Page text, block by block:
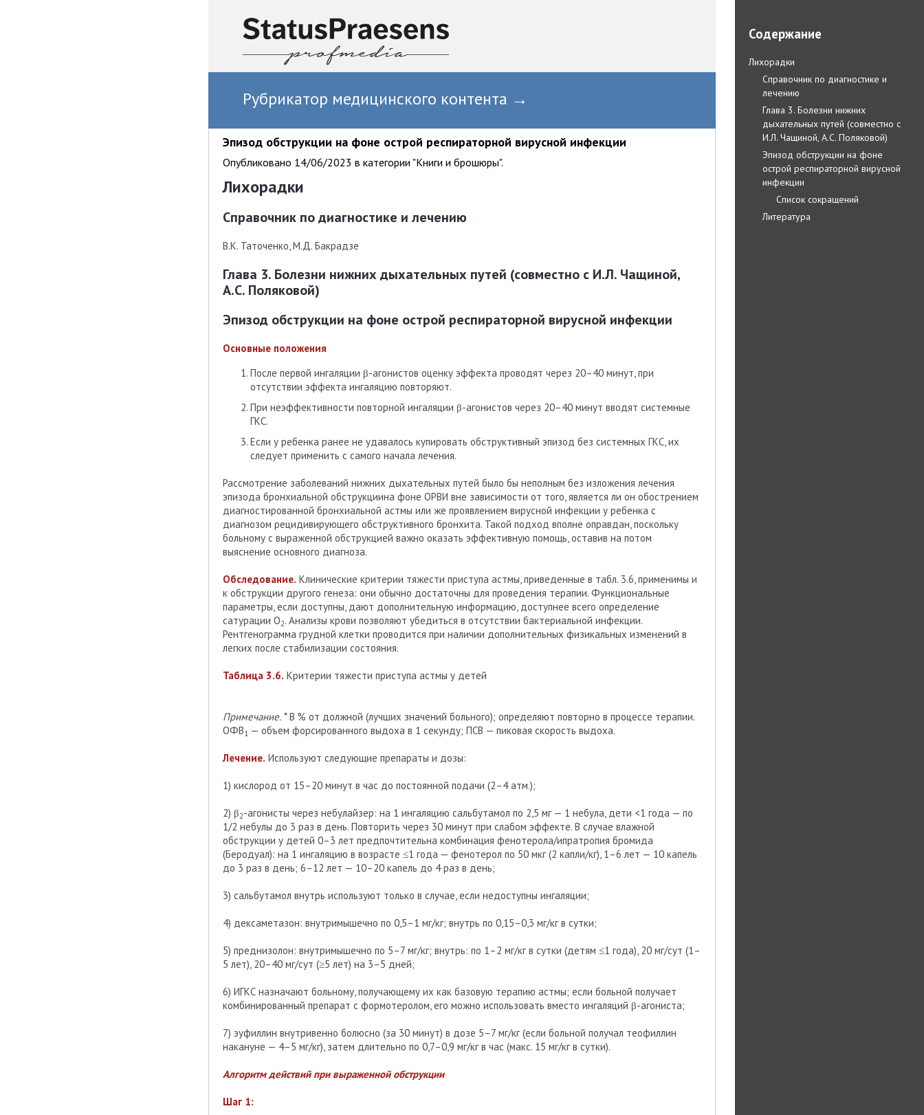
Рубрикатор медицинского контента →
Эпизод обструкции на фоне острой респираторной вирусной инфекции
Опубликовано 14/06/2023 в категории "Книги и брошюры".
Содержание
Лихорадки
Справочник по диагностике и
лечению
Глава 3. Болезни нижних
дыхательных путей (совместно с
И.Л. Чащиной, А.С. Поляковой)
Эпизод обструкции на фоне
острой респираторной вирусной
инфекции
Список сокращений
Литература
Лихорадки
Справочник по диагностике и лечению
В.К. Таточенко, М.Д. Бакрадзе
Глава 3. Болезни нижних дыхательных путей (совместно с И.Л. Чащиной,
А.С. Поляковой)
Эпизод обструкции на фоне острой респираторной вирусной инфекции
Основные положения
После первой ингаляции β-агонистов оценку эффекта проводят через 20–40 минут, при
отсутствии эффекта ингаляцию повторяют.
При неэффективности повторной ингаляции β-агонистов через 20–40 минут вводят системные
ГКС.
Если у ребенка ранее не удавалось купировать обструктивный эпизод без системных ГКС, их
следует применить с самого начала лечения.
Рассмотрение заболеваний нижних дыхательных путей было бы неполным без изложения лечения
эпизода бронхиальной обструкциина фоне ОРВИ вне зависимости от того, является ли он обострением
диагностированной бронхиальной астмы или же проявлением вирусной инфекции у ребенка с
диагнозом рецидивирующего обструктивного бронхита. Такой подход вполне оправдан, поскольку
больному с выраженной обструкцией важно оказать эффективную помощь, оставив на потом
выяснение основного диагноза.
Обследование. Клинические критерии тяжести приступа астмы, приведенные в табл. 3.6, применимы и
к обструкции другого генеза: они обычно достаточны для проведения терапии. Функциональные
параметры, если доступны, дают дополнительную информацию, доступнее всего определение
сатурации O2. Анализы крови позволяют убедиться в отсутствии бактериальной инфекции.
Рентгенограмма грудной клетки проводится при наличии дополнительных физикальных изменений в
легких после стабилизации состояния.
Таблица 3.6. Критерии тяжести приступа астмы у детей
Примечание. * В % от должной (лучших значений больного); определяют повторно в процессе терапии.
ОФВ1 — объем форсированного выдоха в 1 секунду; ПСВ — пиковая скорость выдоха.
Лечение. Используют следующие препараты и дозы:
1) кислород от 15–20 минут в час до постоянной подачи (2–4 атм.);
2) β2-агонисты через небулайзер: на 1 ингаляцию сальбутамол по 2,5 мг — 1 небула, дети <1 года — по
1/2 небулы до 3 раз в день. Повторить через 30 минут при слабом эффекте. В случае влажной
обструкции у детей 0–3 лет предпочтительна комбинация фенотерола/ипратропия бромида
(Беродуал): на 1 ингаляцию в возрасте ≤1 года — фенотерол по 50 мкг (2 капли/кг), 1–6 лет — 10 капель
до 3 раз в день; 6–12 лет — 10–20 капель до 4 раз в день;
3) сальбутамол внутрь используют только в случае, если недоступны ингаляции;
4) дексаметазон: внутримышечно по 0,5–1 мг/кг; внутрь по 0,15–0,3 мг/кг в сутки;
5) преднизолон: внутримышечно по 5–7 мг/кг; внутрь: по 1–2 мг/кг в сутки (детям ≤1 года), 20 мг/сут (1–
5 лет), 20–40 мг/сут (≥5 лет) на 3–5 дней;
6) ИГКС назначают больному, получающему их как базовую терапию астмы; если больной получает
комбинированный препарат с формотеролом, его можно использовать вместо ингаляций β-агониста;
7) эуфиллин внутривенно болюсно (за 30 минут) в дозе 5–7 мг/кг (если больной получал теофиллин
накануне — 4–5 мг/кг), затем длительно по 0,7–0,9 мг/кг в час (макс. 15 мг/кг в сутки).
Алгоритм действий при выраженной обструкции
Шаг 1: